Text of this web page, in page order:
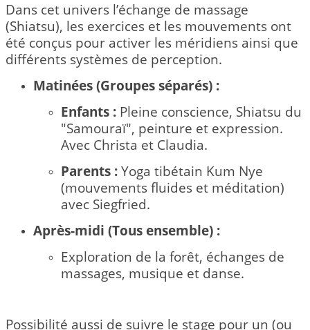
Dans cet univers l’échange de massage
(Shiatsu), les exercices et les mouvements ont
été conçus pour activer les méridiens ainsi que
différents systèmes de perception.
Matinées (Groupes séparés) :
Enfants : Pleine conscience, Shiatsu du
"Samouraï", peinture et expression.
Avec Christa et Claudia.
Parents : Yoga tibétain Kum Nye
(mouvements fluides et méditation)
avec Siegfried.
Après-midi (Tous ensemble) :
Exploration de la forêt, échanges de
massages, musique et danse.
Possibilité aussi de suivre le stage pour un (ou